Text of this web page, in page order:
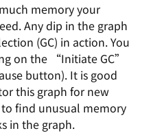
memory your
Any dip in the graph
(GC) in action. You
on the “Initiate GC”
button). It is good
this graph for new
find unusual memory
in the graph.